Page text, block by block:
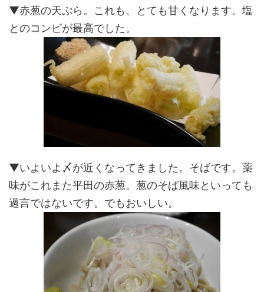
▼赤葱の天ぷら。これも、とても甘くなります。塩
とのコンビが最高でした。
▼いよいよ〆が近くなってきました。そばです。薬
味がこれまた平田の赤葱。葱のそば風味といっても
過言ではないです。でもおいしい。